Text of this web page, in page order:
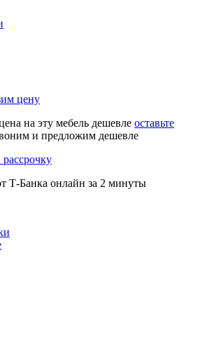
цену
на эту мебель дешевле оставьте
и предложим дешевле
Т-Банка онлайн за 2 минуты